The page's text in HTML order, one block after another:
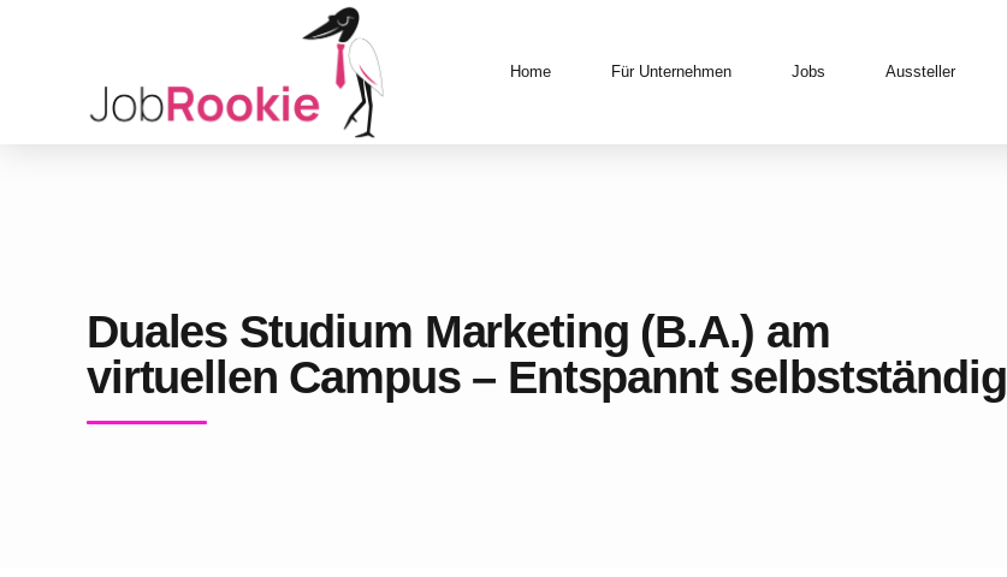
Home Für Unternehmen Jobs Aussteller
Duales Studium Marketing (B.A.) am
virtuellen Campus – Entspannt selbstständig